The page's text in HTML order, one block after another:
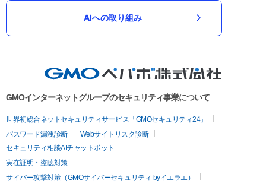
AIへの取り組み
GMOインターネットグループのセキュリティ事業について
世界初総合ネットセキュリティサービス「GMOセキュリティ24」
パスワード漏洩診断
Webサイトリスク診断
セキュリティ相談AIチャットボット
実在証明・盗聴対策
サイバー攻撃対策（GMOサイバーセキュリティ byイエラエ）